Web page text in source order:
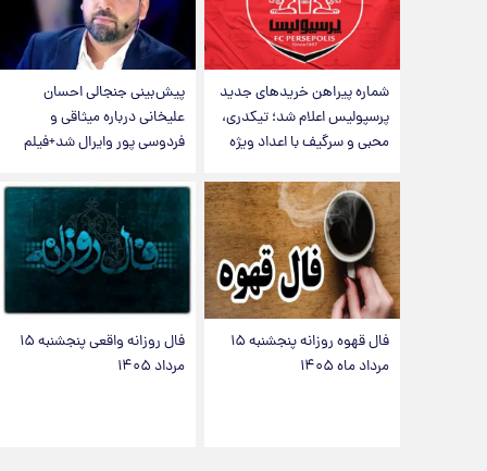
شماره پیراهن خریدهای جدید
پرسپولیس اعلام شد؛ تیکدری،
محبی و سرگیف با اعداد ویژه
پیش‌بینی جنجالی احسان
علیخانی درباره میثاقی و
فردوسی پور وایرال شد+فیلم
فال قهوه روزانه پنجشنبه ۱۵
مرداد ماه ۱۴۰۵
فال روزانه واقعی پنجشنبه ۱۵
مرداد ۱۴۰۵